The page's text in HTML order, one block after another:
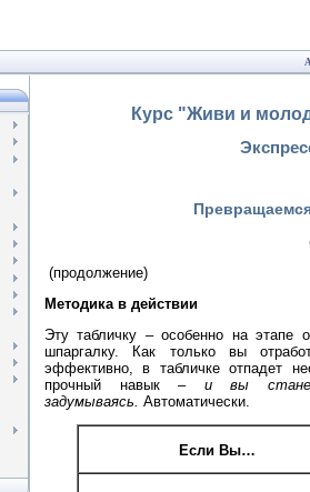
Курс "Живи и
(продолжение)
Методика в действии
Эту табличку – особенно на этапе
шпаргалку. Как только вы
эффективно, в табличке отпадет
прочный навык – и вы
задумываясь. Автоматически.
Если Вы…